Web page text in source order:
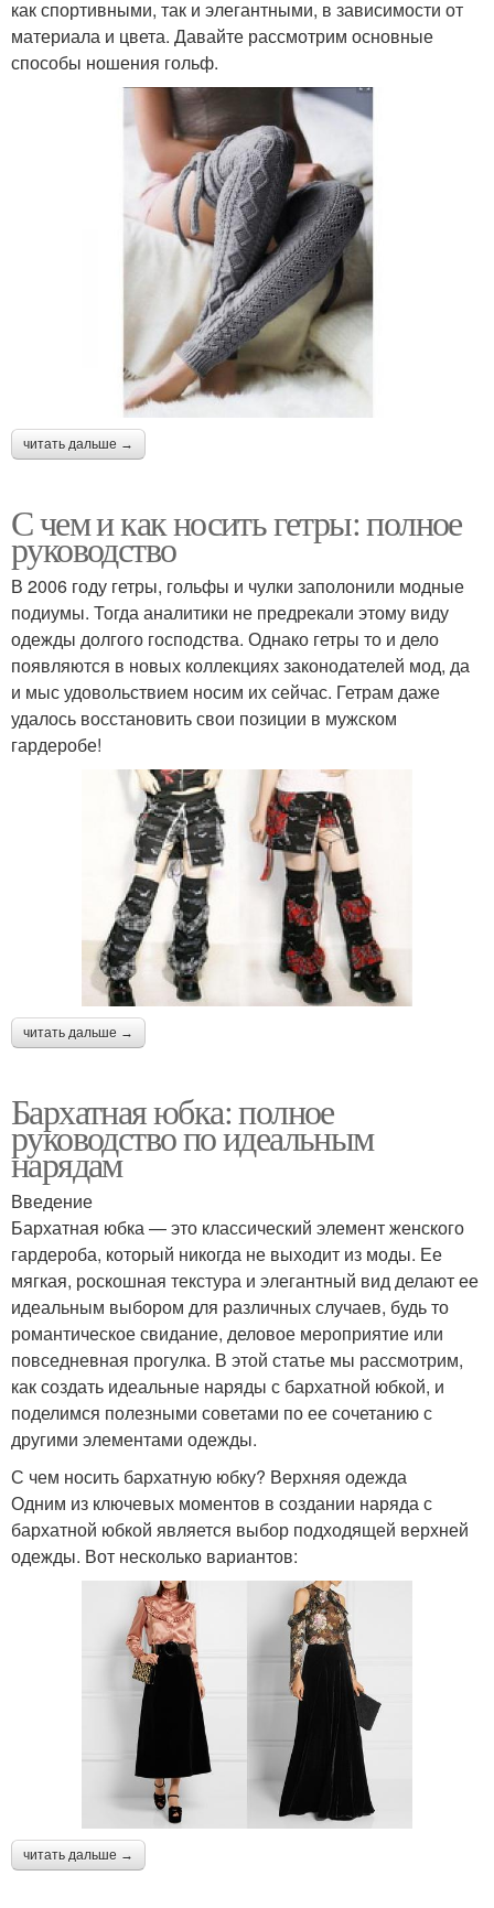
как спортивными, так и элегантными, в зависимости от
материала и цвета. Давайте рассмотрим основные
способы ношения гольф.
читать дальше →
С чем и как носить гетры: полное
руководство
В 2006 году гетры, гольфы и чулки заполонили модные
подиумы. Тогда аналитики не предрекали этому виду
одежды долгого господства. Однако гетры то и дело
появляются в новых коллекциях законодателей мод, да
и мыс удовольствием носим их сейчас. Гетрам даже
удалось восстановить свои позиции в мужском
гардеробе!
читать дальше →
Бархатная юбка: полное
руководство по идеальным
нарядам
Введение
Бархатная юбка — это классический элемент женского
гардероба, который никогда не выходит из моды. Ее
мягкая, роскошная текстура и элегантный вид делают ее
идеальным выбором для различных случаев, будь то
романтическое свидание, деловое мероприятие или
повседневная прогулка. В этой статье мы рассмотрим,
как создать идеальные наряды с бархатной юбкой, и
поделимся полезными советами по ее сочетанию с
другими элементами одежды.
С чем носить бархатную юбку? Верхняя одежда
Одним из ключевых моментов в создании наряда с
бархатной юбкой является выбор подходящей верхней
одежды. Вот несколько вариантов:
читать дальше →